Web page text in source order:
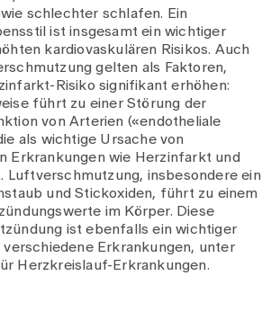
schlechter schlafen. Ein
ist insgesamt ein wichtiger
kardiovaskulären Risikos. Auch
gelten als Faktoren,
Risiko signifikant erhöhen:
führt zu einer Störung der
von Arterien («endotheliale
als wichtige Ursache von
Erkrankungen wie Herzinfarkt und
Luftverschmutzung, insbesondere ein
und Stickoxiden, führt zu einem
im Körper. Diese
ist ebenfalls ein wichtiger
Erkrankungen, unter
Herzkreislauf-Erkrankungen.